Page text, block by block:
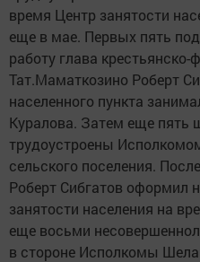
время Центр занятости
еще в мае. Первых пять
работу глава
Тат.Маматкозино Роберт
населенного пункта
Куралова. Затем еще пять
трудоустроены
сельского поселения.
Роберт Сибгатов оформил
занятости населения на
еще восьми
в стороне Исполкомы